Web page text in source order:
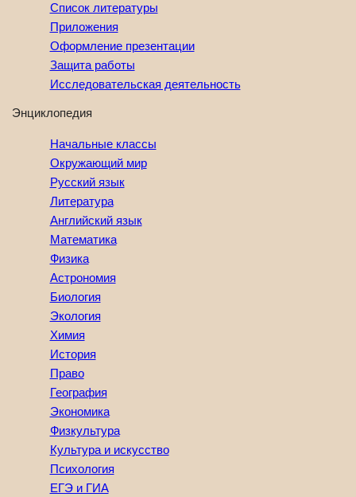
Список литературы
Приложения
Оформление презентации
Защита работы
Исследовательская деятельность
Энциклопедия
Начальные классы
Окружающий мир
Русский язык
Литература
Английский язык
Математика
Физика
Астрономия
Биология
Экология
Химия
История
Право
География
Экономика
Физкультура
Культура и искусство
Психология
ЕГЭ и ГИА